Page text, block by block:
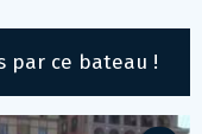
par ce bateau !